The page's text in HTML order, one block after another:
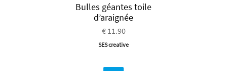
Bulles géantes toile
d’araignée
€ 11.90
SES creative